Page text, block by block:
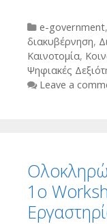
Categories
e-government,
διακυβέρνηση,
Καινοτομία,
Ψηφιακές
Leave a
1ο